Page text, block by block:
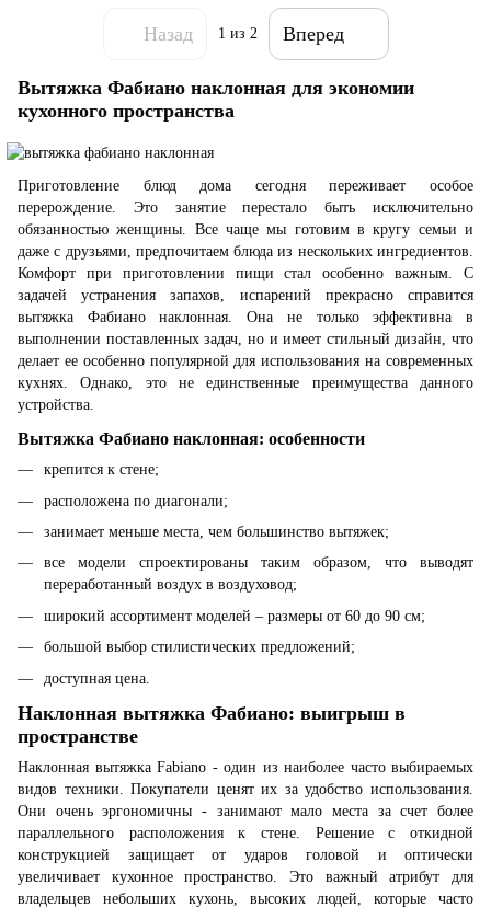
Назад 1 из 2 Вперед
Вытяжка Фабиано наклонная для экономии
кухонного пространства
Приготовление блюд дома сегодня переживает особое
перерождение. Это занятие перестало быть исключительно
обязанностью женщины. Все чаще мы готовим в кругу семьи и
даже с друзьями, предпочитаем блюда из нескольких ингредиентов.
Комфорт при приготовлении пищи стал особенно важным. С
задачей устранения запахов, испарений прекрасно справится
вытяжка Фабиано наклонная. Она не только эффективна в
выполнении поставленных задач, но и имеет стильный дизайн, что
делает ее особенно популярной для использования на современных
кухнях. Однако, это не единственные преимущества данного
устройства.
Вытяжка Фабиано наклонная: особенности
крепится к стене;
расположена по диагонали;
занимает меньше места, чем большинство вытяжек;
все модели спроектированы таким образом, что выводят
переработанный воздух в воздуховод;
широкий ассортимент моделей – размеры от 60 до 90 см;
большой выбор стилистических предложений;
доступная цена.
Наклонная вытяжка Фабиано: выигрыш в
пространстве
Наклонная вытяжка Fabiano - один из наиболее часто выбираемых
видов техники. Покупатели ценят их за удобство использования.
Они очень эргономичны - занимают мало места за счет более
параллельного расположения к стене. Решение с откидной
конструкцией защищает от ударов головой и оптически
увеличивает кухонное пространство. Это важный атрибут для
владельцев небольших кухонь, высоких людей, которые часто